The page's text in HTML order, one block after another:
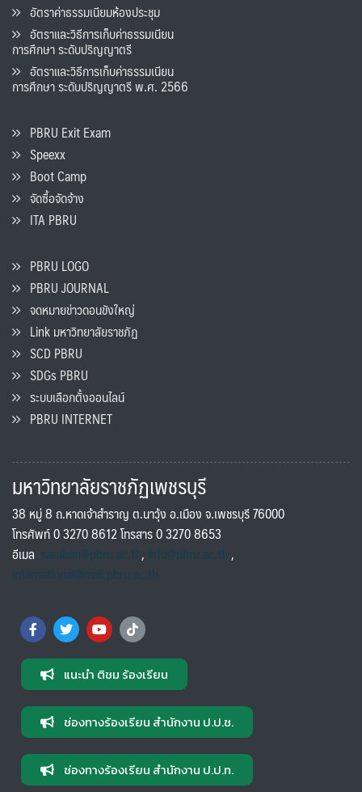
อัตราค่าธรรมเนียมห้องประชุม
อัตราและวิธีการเก็บค่าธรรมเนียน
การศึกษา ระดับปริญญาตรี
อัตราและวิธีการเก็บค่าธรรมเนียน
การศึกษา ระดับปริญญาตรี พ.ศ. 2566
PBRU Exit Exam
Speexx
Boot Camp
จัดซื้อจัดจ้าง
ITA PBRU
PBRU LOGO
PBRU JOURNAL
จดหมายข่าวดอนขังใหญ่
Link มหาวิทยาลัยราชภัฏ
SCD PBRU
SDGs PBRU
ระบบเลือกตั้งออนไลน์
PBRU INTERNET
มหาวิทยาลัยราชภัฏเพชรบุรี
38 หมู่ 8 ถ.หาดเจ้าสำราญ ต.นาวุ้ง อ.เมือง จ.เพชรบุรี 76000
โทรศัพท์ 0 3270 8612 โทรสาร 0 3270 8653
อีเมล saraban@pbru.ac.th, info@pbru.ac.th,
international@mail.pbru.ac.th
แนะนำ ติชม ร้องเรียน
ช่องทางร้องเรียน สำนักงาน ป.ป.ช.
ช่องทางร้องเรียน สำนักงาน ป.ป.ท.